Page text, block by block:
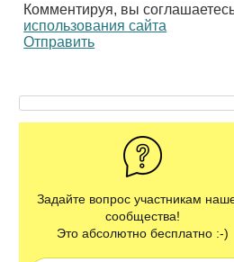
Комментируя, вы
использования сайта
Отправить
Задайте вопрос участникам
сообщества!
Это абсолютно бесплатно :-)